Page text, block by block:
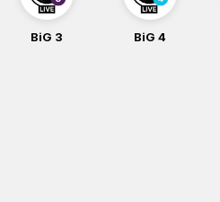
BiG 3 BiG 4